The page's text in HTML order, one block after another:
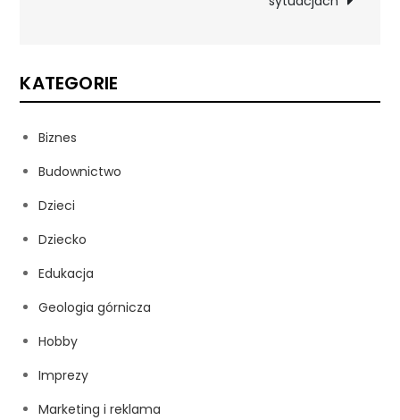
KATEGORIE
Biznes
Budownictwo
Dzieci
Dziecko
Edukacja
Geologia górnicza
Hobby
Imprezy
Marketing i reklama